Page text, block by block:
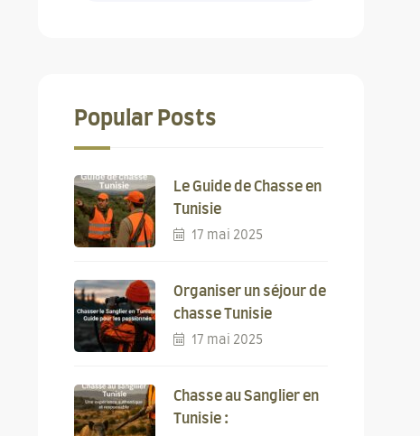
Popular Posts
Le Guide de Chasse en
Tunisie
17 mai 2025
Organiser un séjour de
chasse Tunisie
17 mai 2025
Chasse au Sanglier en
Tunisie :